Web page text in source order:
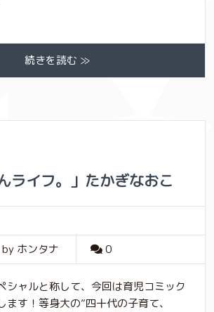
続きを読む ≫
ライフ。」たかぎなおこ
by ホンタナ
0
シャルと称して、今回は育児コミック
ます！等身大の”四十代の子育て、